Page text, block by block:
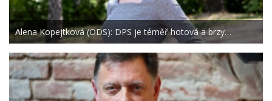
Alena Kopejtková (ODS): DPS je téměř hotová a brzy…